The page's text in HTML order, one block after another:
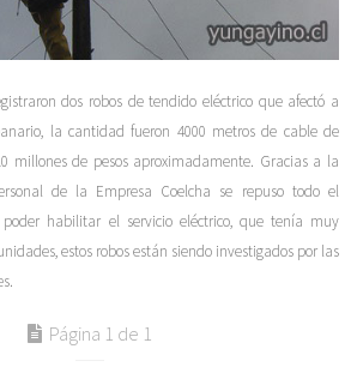
dos robos de tendido eléctrico que afectó a
la cantidad fueron 4000 metros de cable de
millones de pesos aproximadamente. Gracias a la
de la Empresa Coelcha se repuso todo el
habilitar el servicio eléctrico, que tenía muy
estos robos están siendo investigados por las
Página 1 de 1